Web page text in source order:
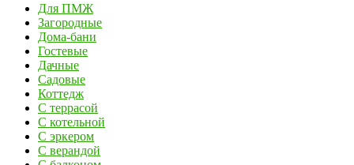
Для ПМЖ
Загородные
Дома-бани
Гостевые
Дачные
Садовые
Коттедж
С террасой
С котельной
С эркером
С верандой